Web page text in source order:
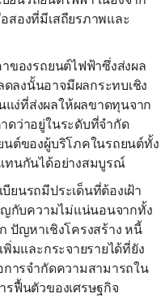
สองที่มีเสถียรภาพและ
ของรถยนต์ไฟฟ้าซึ่งส่งผล
ลงนั้นอาจมีผลกระทบเชิง
แง่ที่ส่งผลให้ผลขาดทุนจาก
ดว่าอยู่ในระดับที่จำกัด
นต์ของผู้บริโภคในรถยนต์ทั้ง
ทนกันได้อย่างสมบูรณ์
ยนรถมีประเด็นที่ต้องเฝ้า
ญกับความไม่แน่นอนจากทั้ง
ปัญหาเชิงโครงสร้าง หนี้
มและกระจายรายได้ที่ยัง
การจำกัดความสามารถใน
รฟื้นตัวของเศรษฐกิจ